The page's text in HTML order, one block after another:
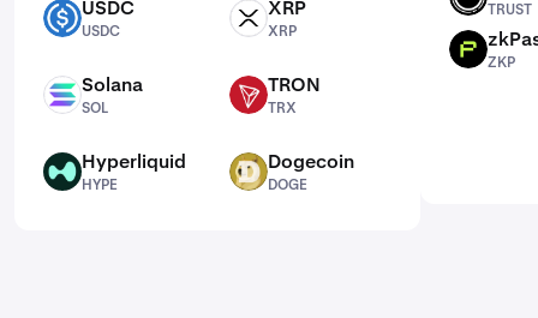
USDC USDC
USDC
XRP XRP
XRP
SOL Solana
SOL
TRX TRON
TRX
HYPE Hyperliquid
HYPE
DOGE Dogecoin
DOGE
TRUST
ZKP
ZKP